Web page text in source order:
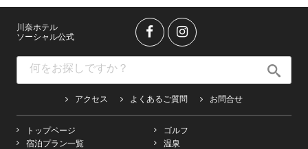
川奈ホテル
ソーシャル公式
アクセス よくあるご質問 お問合せ
トップページ
宿泊プラン一覧
ゴルフ
温泉